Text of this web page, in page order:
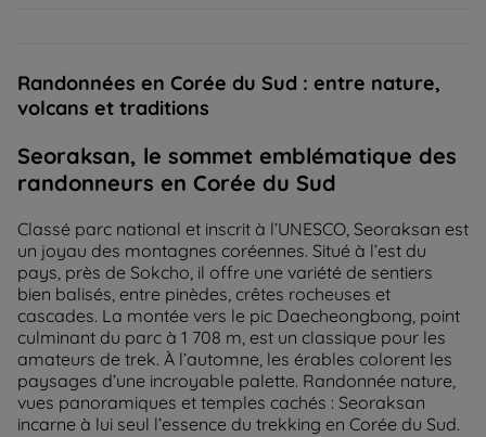
Randonnées en Corée du Sud : entre nature,
volcans et traditions
Seoraksan, le sommet emblématique des
randonneurs en Corée du Sud
Classé parc national et inscrit à l’UNESCO, Seoraksan est
un joyau des montagnes coréennes. Situé à l’est du
pays, près de Sokcho, il offre une variété de sentiers
bien balisés, entre pinèdes, crêtes rocheuses et
cascades. La montée vers le pic Daecheongbong, point
culminant du parc à 1 708 m, est un classique pour les
amateurs de trek. À l’automne, les érables colorent les
paysages d’une incroyable palette. Randonnée nature,
vues panoramiques et temples cachés : Seoraksan
incarne à lui seul l’essence du trekking en Corée du Sud.